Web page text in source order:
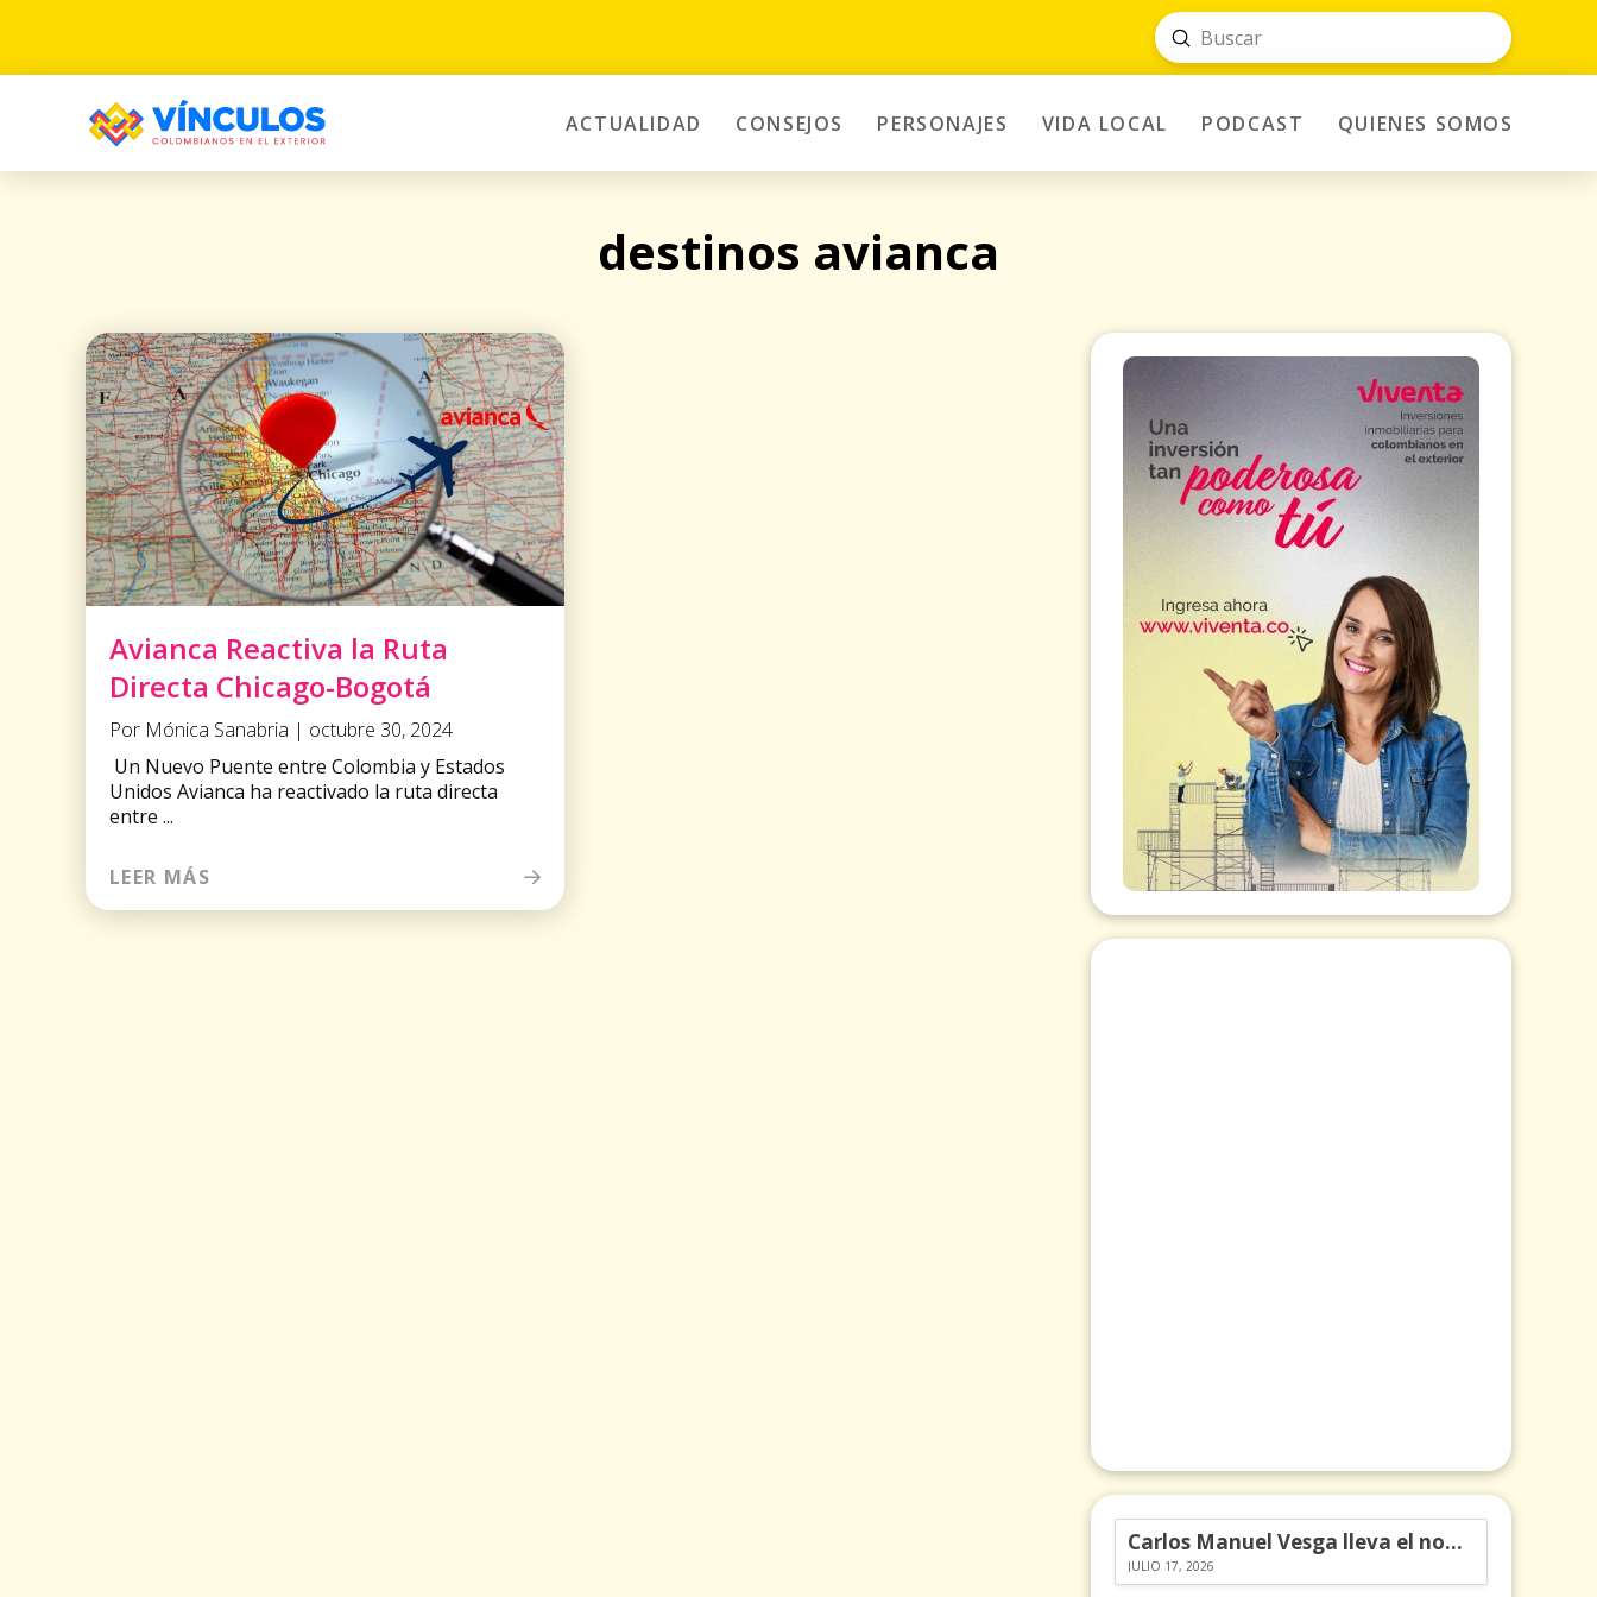
Search
Submit
ACTUALIDAD CONSEJOS PERSONAJES VIDA LOCAL PODCAST QUIENES SOMOS
destinos avianca
Avianca Reactiva la Ruta
Directa Chicago-Bogotá
Por Mónica Sanabria | octubre 30, 2024
Un Nuevo Puente entre Colombia y Estados
Unidos Avianca ha reactivado la ruta directa
entre ...
LEER MÁS
Carlos Manuel Vesga lleva el nombre de Colombia a los Emmy
JULIO 17, 2026